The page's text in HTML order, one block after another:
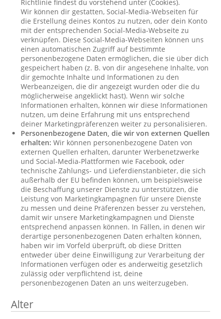
Richtlinie findest du vorstehend unter (Cookies).
Wir können dir gestatten, Social-Media-Webseiten für
die Erstellung deines Kontos zu nutzen, oder dein Konto
mit der entsprechenden Social-Media-Webseite zu
verknüpfen. Diese Social-Media-Webseiten können uns
einen automatischen Zugriff auf bestimmte
personenbezogene Daten ermöglichen, die sie über dich
gespeichert haben (z. B. von dir angesehene Inhalte, von
dir gemochte Inhalte und Informationen zu den
Werbeanzeigen, die dir angezeigt wurden oder die du
möglicherweise angeklickt hast). Wenn wir solche
Informationen erhalten, können wir diese Informationen
nutzen, um deine Erfahrung mit uns entsprechend
deiner Marketingpräferenzen weiter zu personalisieren.
Personenbezogene Daten, die wir von externen Quellen
erhalten: Wir können personenbezogene Daten von
externen Quellen erhalten, darunter Werbenetzwerke
und Social-Media-Plattformen wie Facebook, oder
technische Zahlungs- und Lieferdienstanbieter, die sich
außerhalb der EU befinden können, um beispielsweise
die Beschaffung unserer Dienste zu unterstützen, die
Leistung von Marketingkampagnen für unsere Dienste
zu messen und deine Präferenzen besser zu verstehen,
damit wir unsere Marketingkampagnen und Dienste
entsprechend anpassen können. In Fällen, in denen wir
derartige personenbezogenen Daten erhalten können,
haben wir im Vorfeld überprüft, ob diese Dritten
entweder über deine Einwilligung zur Verarbeitung der
Informationen verfügen oder es anderweitig gesetzlich
zulässig oder verpflichtend ist, deine
personenbezogenen Daten an uns weiterzugeben.
Alter